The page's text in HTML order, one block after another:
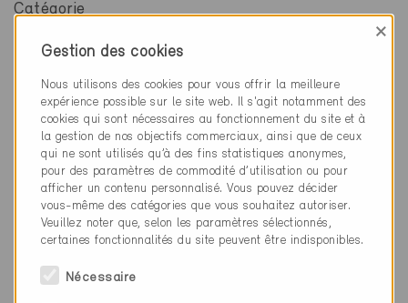
Catégorie
Exécution
1 Bâtiments Minergie (1 Certificats)
Gestion des cookies
×
Nous utilisons des cookies pour vous offrir la meilleure
expérience possible sur le site web. Il s'agit notamment des
cookies qui sont nécessaires au fonctionnement du site et à
la gestion de nos objectifs commerciaux, ainsi que de ceux
qui ne sont utilisés qu’à des fins statistiques anonymes,
pour des paramètres de commodité d’utilisation ou pour
afficher un contenu personnalisé. Vous pouvez décider
vous-même des catégories que vous souhaitez autoriser.
Veuillez noter que, selon les paramètres sélectionnés,
certaines fonctionnalités du site peuvent être indisponibles.
Nécessaire